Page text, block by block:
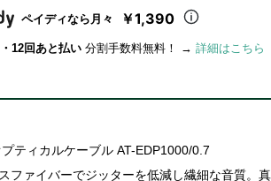
ペイディなら月々 ￥1,390
12回あと払い 分割手数料無料！ → 詳細はこちら
ティカルケーブル AT-EDP1000/0.7
ファイバーでジッターを低減し繊細な音質。真